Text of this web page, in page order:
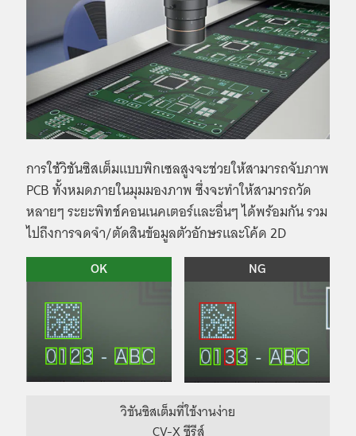
การใช้วิชันซิสเต็มแบบพิกเซลสูงจะช่วยให้สามารถจับภาพ
PCB ทั้งหมดภายในมุมมองภาพ ซึ่งจะทำให้สามารถวัด
หลายๆ ระยะพิทช์คอนเนคเตอร์และอื่นๆ ได้พร้อมกัน รวม
ไปถึงการจดจำ/ตัดสินข้อมูลตัวอักษรและโค้ด 2D
OK NG
วิชันซิสเต็มที่ใช้งานง่าย
CV-X ซีรีส์